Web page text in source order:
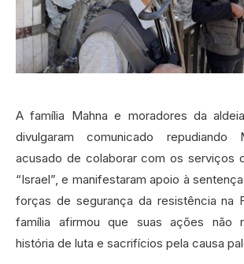
A família Mahna e moradores da
divulgaram comunicado repudiando
acusado de colaborar com os serviços
“Israel”, e manifestaram apoio à
forças de segurança da resistência na
família afirmou que suas ações não
história de luta e sacrifícios pela causa